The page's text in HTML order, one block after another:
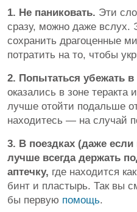
1. Не паниковать. Эти
сразу, можно даже вслух.
сохранить драгоценные
потратить на то, чтобы
2. Попытаться убежать
оказались в зоне теракта
лучше отойти подальше
находитесь — на случай
3. В поездках (даже если
лучше всегда держать
аптечку, где находится
бинт и пластырь. Так вы
бы первую помощь.